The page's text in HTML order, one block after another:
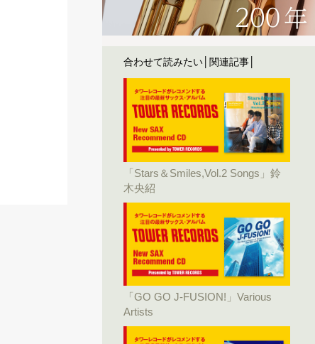
合わせて読みたい│関連記事│
「Stars＆Smiles,Vol.2 Songs」鈴
木央紹
「GO GO J-FUSION!」Various
Artists